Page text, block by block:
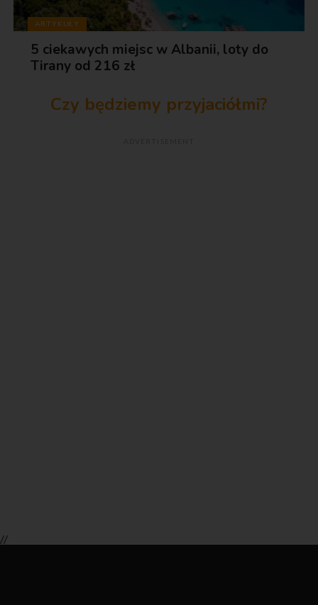
ARTYKUŁY
5 ciekawych miejsc w Albanii, loty do
Tirany od 216 zł
Czy będziemy przyjaciółmi?
//